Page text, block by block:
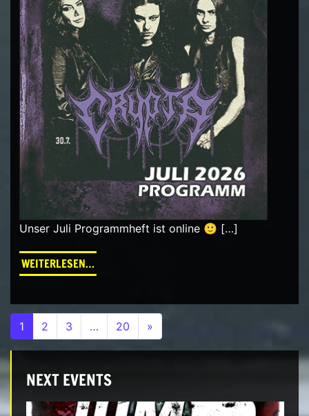
Unser Juli Programmheft ist online 🙂 […]
WEITERLESEN…FROM PROGRAMM JULI 2026
Beitrags-Navigation
1 2 3 … 20 »
NEXT EVENTS